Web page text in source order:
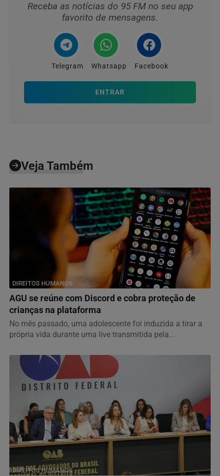
Receba as notícias do 95 FM no seu app
favorito de mensagens.
Telegram Whatsapp Facebook
ENTRAR
Veja Também
DIREITOS HUMANOS
AGU se reúne com Discord e cobra proteção de
crianças na plataforma
No mês passado, uma adolescente foi induzida a tirar a
própria vida durante uma live transmitida pela...
DIREITOS HUMANOS